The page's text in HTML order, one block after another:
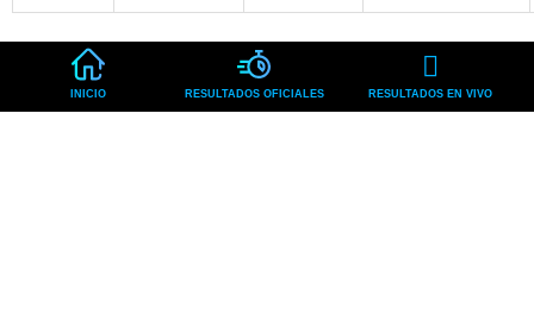
INICIO RESULTADOS OFICIALES RESULTADOS EN VIVO